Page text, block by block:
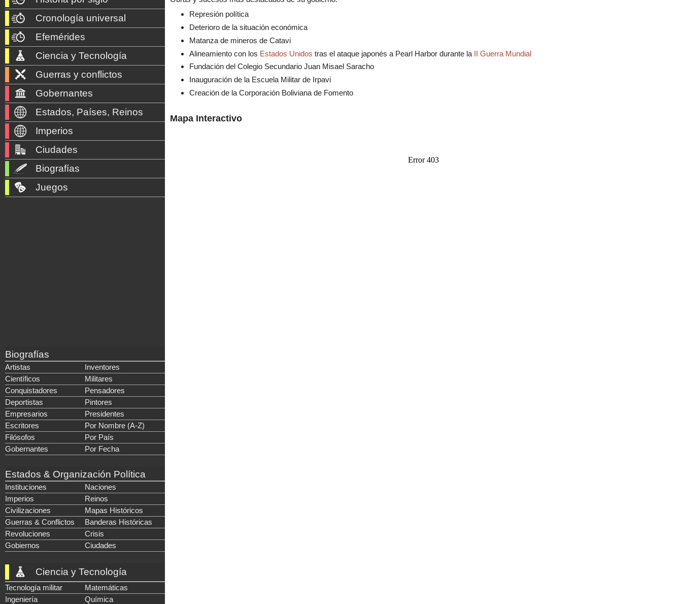
Represión política
Deterioro de la situación económica
Matanza de mineros de Catavi
Alineamiento con los Estados Unidos tras el ataque japonés a Pearl Harbor durante la II Guerra Mundial
Fundación del Colegio Secundario Juan Misael Saracho
Inauguración de la Escuela Militar de Irpavi
Creación de la Corporación Boliviana de Fomento
Mapa Interactivo
Cronología universal
Efemérides
Ciencia y Tecnología
Guerras y conflictos
Gobernantes
Estados, Países, Reinos
Imperios
Ciudades
Biografías
Juegos
Biografías
Artistas
Inventores
Científicos
Militares
Conquistadores
Pensadores
Deportistas
Pintores
Empresarios
Presidentes
Escritores
Por Nombre (A-Z)
Filósofos
Por País
Gobernantes
Por Fecha
Estados & Organización Política
Instituciones
Naciones
Imperios
Reinos
Civilizaciones
Mapas Históricos
Guerras & Conflictos
Banderas Históricas
Revoluciones
Crisis
Gobiernos
Ciudades
Ciencia y Tecnología
Tecnología militar
Matemáticas
Ingeniería
Química